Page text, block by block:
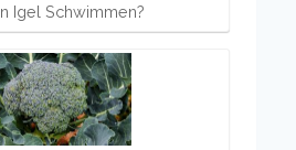
Igel Schwimmen?